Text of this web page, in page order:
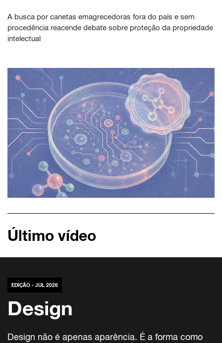
A busca por canetas emagrecedoras fora do país e sem
procedência reacende debate sobre proteção da propriedade
intelectual
Último vídeo
EDIÇÃO - JUL 2026
Design
Design não é apenas aparência. É a forma como